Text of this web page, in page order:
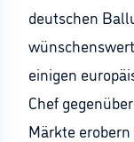
deutschen
einigen
Chef
Märkte